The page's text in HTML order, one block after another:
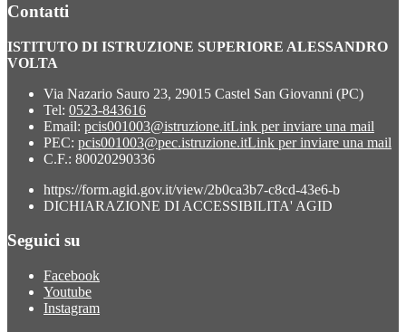
Contatti
ISTITUTO DI ISTRUZIONE SUPERIORE ALESSANDRO
VOLTA
Via Nazario Sauro 23, 29015 Castel San Giovanni (PC)
Tel: 0523-843616
Email: pcis001003@istruzione.itLink per inviare una mail
PEC: pcis001003@pec.istruzione.itLink per inviare una mail
C.F.: 80020290336
https://form.agid.gov.it/view/2b0ca3b7-c8cd-43e6-b
DICHIARAZIONE DI ACCESSIBILITA' AGID
Seguici su
Facebook
Youtube
Instagram